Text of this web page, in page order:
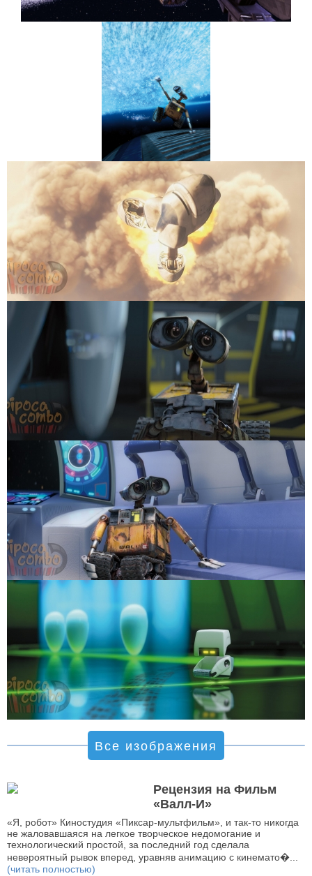
Все изображения
Рецензия на Фильм
«Валл-И»
«Я, робот» Киностудия «Пиксар-мультфильм», и так-то никогда
не жаловавшаяся на легкое творческое недомогание и
технологический простой, за последний год сделала
невероятный рывок вперед, уравняв анимацию с кинемато�...
(читать полностью)